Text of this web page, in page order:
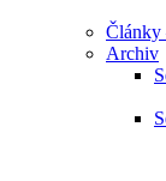
Články
Archiv